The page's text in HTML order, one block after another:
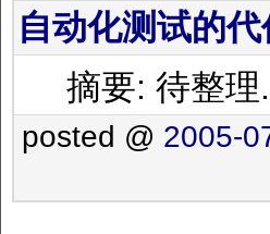
自动化测试的代
摘要: 待整
posted @ 2005-